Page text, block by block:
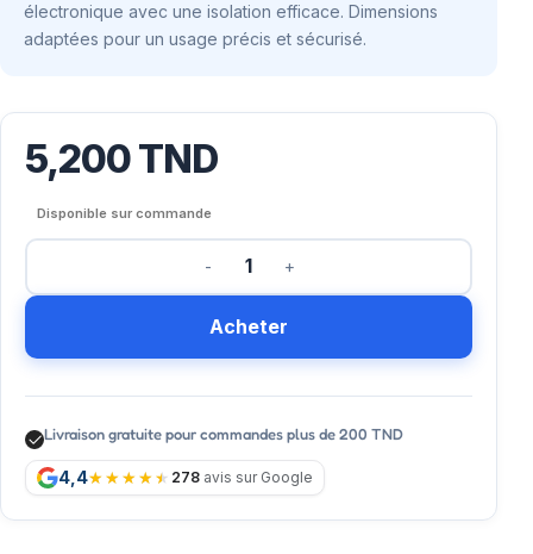
électronique avec une isolation efficace. Dimensions
adaptées pour un usage précis et sécurisé.
5,200TND
Disponible sur commande
Acheter
Livraison gratuite pour commandes plus de 200 TND
4,4 278 avis sur Google